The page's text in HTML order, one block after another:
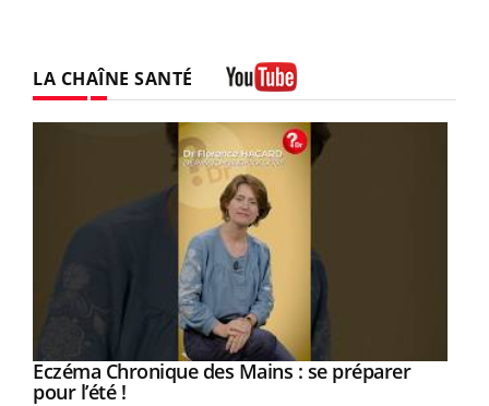
LA CHAÎNE SANTÉ
Youtube
Eczéma Chronique des Mains : se préparer
pour l’été !Youtube